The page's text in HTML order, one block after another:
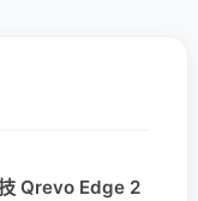
Qrevo Edge 2